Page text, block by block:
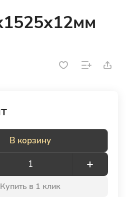
В корзину
Купить в 1 клик